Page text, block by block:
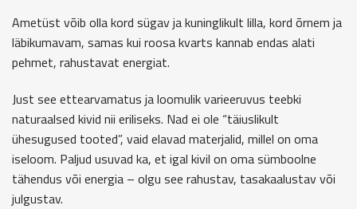
Ametüst võib olla kord sügav ja kuninglikult lilla, kord õrnem ja
läbikumavam, samas kui roosa kvarts kannab endas alati
pehmet, rahustavat energiat.
Just see ettearvamatus ja loomulik varieeruvus teebki
naturaalsed kivid nii eriliseks. Nad ei ole “täiuslikult
ühesugused tooted”, vaid elavad materjalid, millel on oma
iseloom. Paljud usuvad ka, et igal kivil on oma sümboolne
tähendus või energia – olgu see rahustav, tasakaalustav või
julgustav.